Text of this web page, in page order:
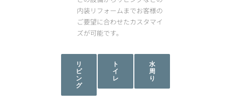
内装リフォームまでお客様の
ご要望に合わせたカスタマイ
ズが可能です。
リ
ビ
ン
グ
ト
イ
レ
水
周
り